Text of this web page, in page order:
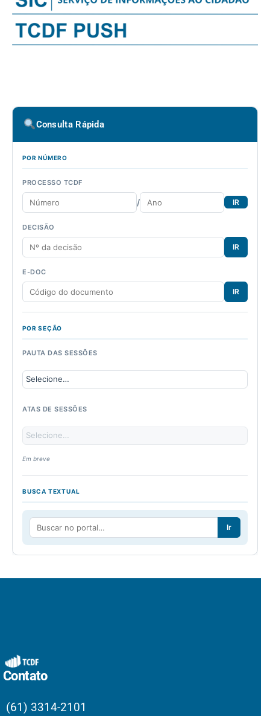
Consulta Rápida
POR NÚMERO
PROCESSO TCDF
/ IR
DECISÃO
IR
E-DOC
IR
POR SEÇÃO
PAUTA DAS SESSÕES
ATAS DE SESSÕES
Em breve
BUSCA TEXTUAL
Ir
Contato
(61) 3314-2101